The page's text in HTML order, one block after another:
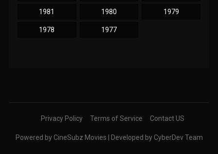
1981 1980 1979
1978 1977
Privacy Policy Terms of Service Contact US
Powered by CineSubz Movies | Developed by CyberDev Team